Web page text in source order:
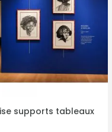
PLUS DE DÉTAILS
Kit d'affichage A1 portrait